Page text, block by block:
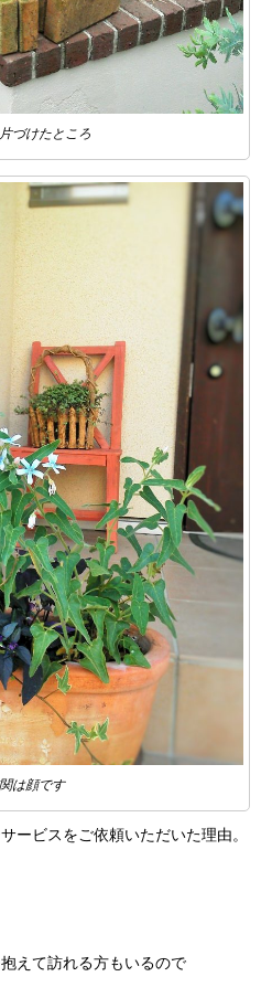
づけたところ
は顔です
ービスをご依頼いただいた理由。
えて訪れる方もいるので